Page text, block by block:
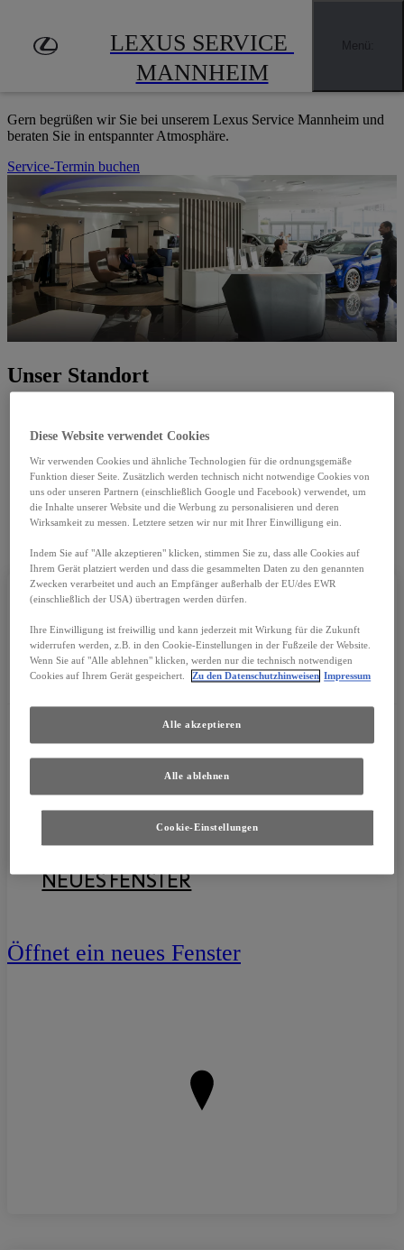
Händler finden
LEXUS SERVICE
MANNHEIM
HERZLICH WILLKOMMEN
Gern begrüßen wir Sie bei unserem Lexus Service Mannheim und
beraten Sie in entspannter Atmosphäre.
Service-Termin buchen
Unser Standort
SO ERREICHEN SIE
UNS
ADRESSE
Graudenzer Linie 99
Mannheim
ANFAHRT PLANEN ÖFFNET EIN
NEUES FENSTER
Öffnet ein neues Fenster
Diese Website verwendet Cookies
Wir verwenden Cookies und ähnliche Technologien für die ordnungsgemäße
Funktion dieser Seite. Zusätzlich werden technisch nicht notwendige Cookies von
uns oder unseren Partnern (einschließlich Google und Facebook) verwendet, um
die Inhalte unserer Website und die Werbung zu personalisieren und deren
Wirksamkeit zu messen. Letztere setzen wir nur mit Ihrer Einwilligung ein.
Indem Sie auf "Alle akzeptieren" klicken, stimmen Sie zu, dass alle Cookies auf
Ihrem Gerät platziert werden und dass die gesammelten Daten zu den genannten
Zwecken verarbeitet und auch an Empfänger außerhalb der EU/des EWR
(einschließlich der USA) übertragen werden dürfen.
Ihre Einwilligung ist freiwillig und kann jederzeit mit Wirkung für die Zukunft
widerrufen werden, z.B. in den Cookie-Einstellungen in der Fußzeile der Website.
Wenn Sie auf "Alle ablehnen" klicken, werden nur die technisch notwendigen
Cookies auf Ihrem Gerät gespeichert.
Zu den Datenschutzhinweisen Impressum
Cookie-Einstellungen
Alle ablehnen
Alle akzeptieren